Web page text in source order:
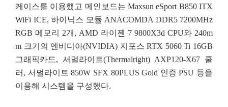
케이스를 이용했고 메인보드는 Maxsun eSport B850 ITX
WiFi ICE, 하이닉스 모듈 ANACOMDA DDR5 7200MHz
RGB 메모리 2개, AMD 라이젠 7 9800X3d CPU와 240m
m 크기의 엔비디아(NVIDIA) 지포스 RTX 5060 Ti 16GB
그래픽카드, 서멀라이트(Thermalright) AXP120-X67 쿨
러, 서멀라이트 850W SFX 80PLUS Gold 인증 PSU 등을
이용해 시스템을 구성했다.